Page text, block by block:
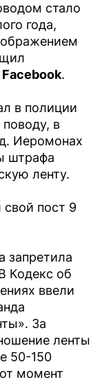
стало
года,
Facebook.
в полиции
в
Иеромонах
штрафа
ленту.
пост 9
запретила
Кодекс об
ввели
За
ленты
50-150
момент